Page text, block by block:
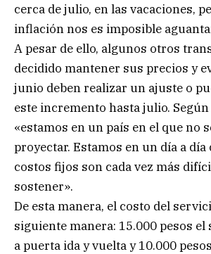
cerca de julio, en las vacaciones,
inflación nos es imposible
A pesar de ello, algunos otros
decidido mantener sus precios y
junio deben realizar un ajuste o
este incremento hasta julio. Según
«estamos en un país en el que no
proyectar. Estamos en un día a
costos fijos son cada vez más
sostener».
De esta manera, el costo del
siguiente manera: 15.000 pesos
a puerta ida y vuelta y 10.000